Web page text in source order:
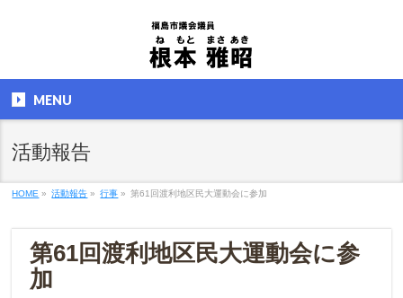
MENU
活動報告
HOME » 活動報告 » 行事 » 第61回渡利地区民大運動会に参加
第61回渡利地区民大運動会に参
加